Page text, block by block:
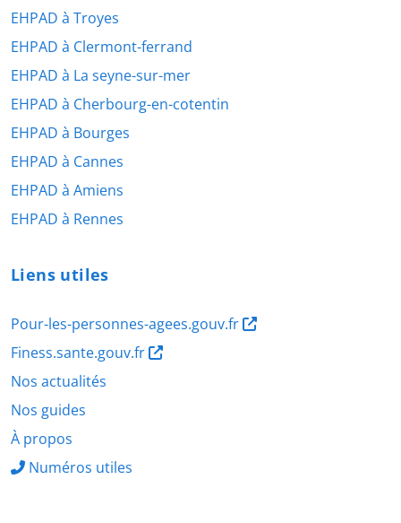
EHPAD à Troyes
EHPAD à Clermont-ferrand
EHPAD à La seyne-sur-mer
EHPAD à Cherbourg-en-cotentin
EHPAD à Bourges
EHPAD à Cannes
EHPAD à Amiens
EHPAD à Rennes
Liens utiles
Pour-les-personnes-agees.gouv.fr
Finess.sante.gouv.fr
Nos actualités
Nos guides
À propos
Numéros utiles